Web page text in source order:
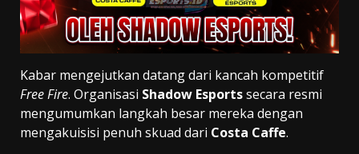
Kabar mengejutkan datang dari kancah kompetitif
Free Fire. Organisasi Shadow Esportssecara resmi
mengumumkan langkah besar mereka dengan
mengakuisisi penuh skuad dari Costa Caffe.